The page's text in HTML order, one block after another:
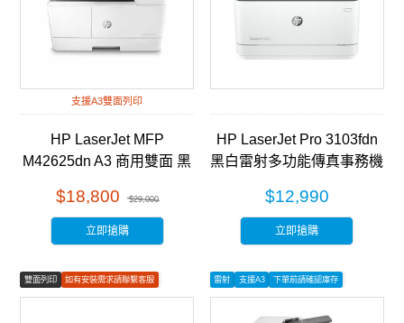
支援A3雙面列印
HP LaserJet MFP
M42625dn A3 商用雙面 黑
(8AF52A)
$18,800 $29,000
立即搶購
HP LaserJet Pro 3103fdn
黑白雷射多功能傳真事務機
$12,990
立即搶購
雙面列印
如有安裝需求請聯繫客服
彩色列印
雷射 支援A3 下單前請確認庫存